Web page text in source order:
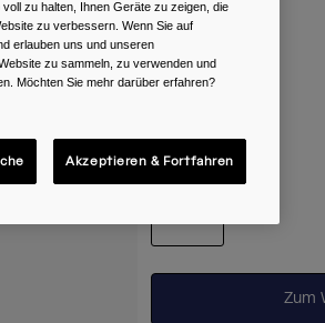
Zum
zu halten, Ihnen Geräte zu zeigen, die
zu verbessern. Wenn Sie auf
erlauben uns und unseren
zu sammeln, zu verwenden und
Möchten Sie mehr darüber erfahren?
Akzeptieren & Fortfahren